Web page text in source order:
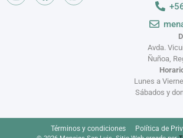
Avda.
Ñuñoa,
Lunes a
Sábados y
Términos y condiciones Política de